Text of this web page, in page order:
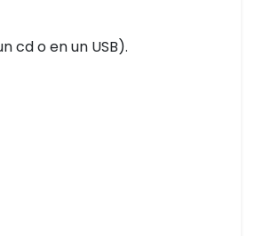
cd o en un USB).